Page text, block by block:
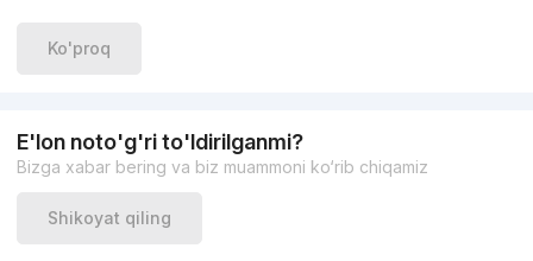
Ko'proq
E'lon noto'g'ri to'ldirilganmi?
Bizga xabar bering va biz muammoni ko‘rib chiqamiz
Shikoyat qiling